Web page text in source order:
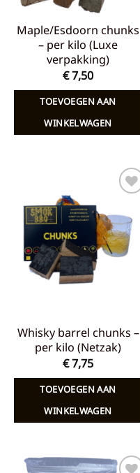
Maple/Esdoorn chunks
– per kilo (Luxe
verpakking)
€7,50
TOEVOEGEN AAN
WINKELWAGEN
Toevoegen
aan
verlanglijst
Whisky barrel chunks –
per kilo (Netzak)
€7,75
TOEVOEGEN AAN
WINKELWAGEN